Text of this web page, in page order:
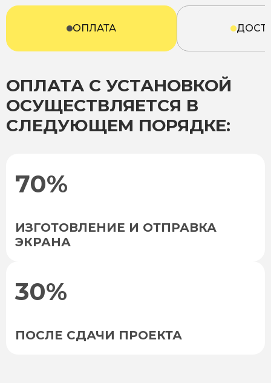
ОПЛАТА
ОПЛАТА С УСТАНОВКОЙ
ОСУЩЕСТВЛЯЕТСЯ В
СЛЕДУЮЩЕМ ПОРЯДКЕ:
70%
ИЗГОТОВЛЕНИЕ И ОТПРАВКА
ЭКРАНА
30%
ПОСЛЕ СДАЧИ ПРОЕКТА